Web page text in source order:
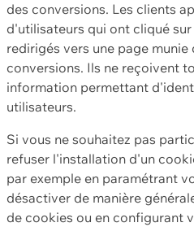
des conversions. Les clients
d'utilisateurs qui ont cliqué
redirigés vers une page
conversions. Ils ne reçoivent
information permettant
utilisateurs.
Si vous ne souhaitez pas
refuser l'installation d'un
par exemple en paramétrant
désactiver de manière
de cookies ou en configurant